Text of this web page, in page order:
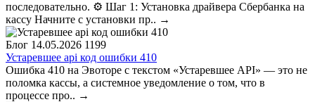
последовательно. ⚙️ Шаг 1: Установка драйвера Сбербанка на
кассу Начните с установки пр.. →
Блог 14.05.2026 1199
Устаревшее api код ошибки 410
Ошибка 410 на Эвоторе с текстом «Устаревшее API» — это не
поломка кассы, а системное уведомление о том, что в
процессе про.. →